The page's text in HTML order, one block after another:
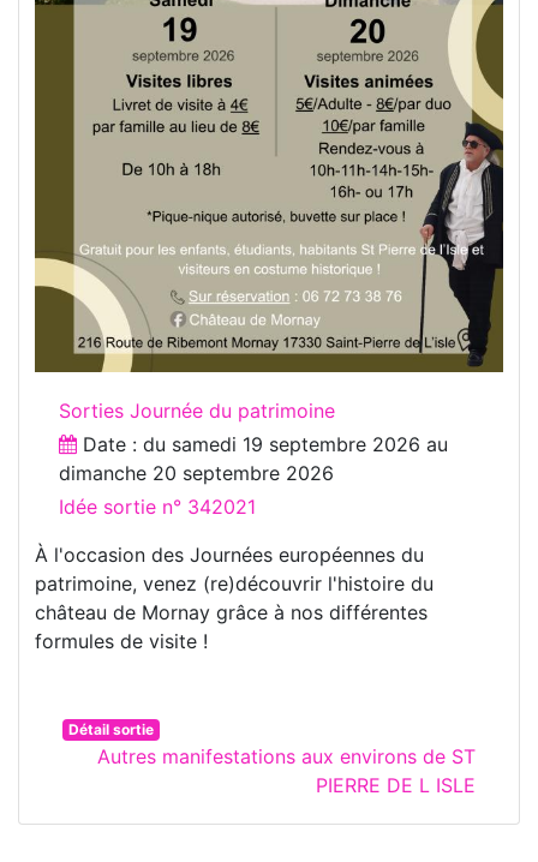
Sorties Journée du patrimoine
Date : du samedi 19 septembre 2026 au
dimanche 20 septembre 2026
Idée sortie n° 342021
À l'occasion des Journées européennes du
patrimoine, venez (re)découvrir l'histoire du
château de Mornay grâce à nos différentes
formules de visite !
Détail sortie
Autres manifestations aux environs de ST
PIERRE DE L ISLE